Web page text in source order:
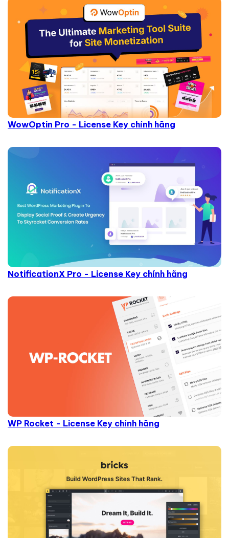
WowOptin Pro - License Key chính hãng
NotificationX Pro - License Key chính hãng
WP Rocket - License Key chính hãng